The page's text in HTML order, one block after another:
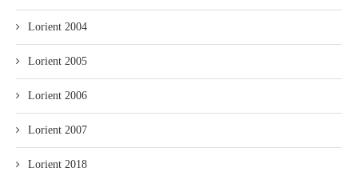
Lorient 2004
Lorient 2005
Lorient 2006
Lorient 2007
Lorient 2018